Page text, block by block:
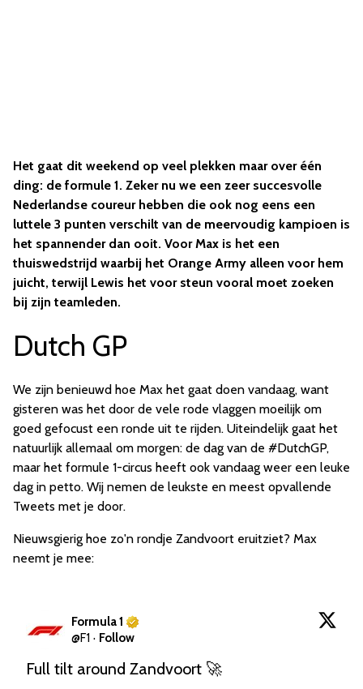
Het gaat dit weekend op veel plekken maar over één
ding: de formule 1. Zeker nu we een zeer succesvolle
Nederlandse coureur hebben die ook nog eens een
luttele 3 punten verschilt van de meervoudig kampioen is
het spannender dan ooit. Voor Max is het een
thuiswedstrijd waarbij het Orange Army alleen voor hem
juicht, terwijl Lewis het voor steun vooral moet zoeken
bij zijn teamleden.
Dutch GP
We zijn benieuwd hoe Max het gaat doen vandaag, want
gisteren was het door de vele rode vlaggen moeilijk om
goed gefocust een ronde uit te rijden. Uiteindelijk gaat het
natuurlijk allemaal om morgen: de dag van de #DutchGP,
maar het formule 1-circus heeft ook vandaag weer een leuke
dag in petto. Wij nemen de leukste en meest opvallende
Tweets met je door.
Nieuwsgierig hoe zo'n rondje Zandvoort eruitziet? Max
neemt je mee:
Formula 1
@F1 · Follow
Full tilt around Zandvoort 🚀